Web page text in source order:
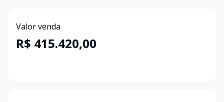
Valor venda
R$ 415.420,00